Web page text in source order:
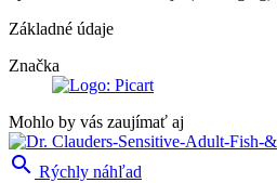
Základné údaje
Značka
Mohlo by vás zaujímať aj
 Rýchly náhľad